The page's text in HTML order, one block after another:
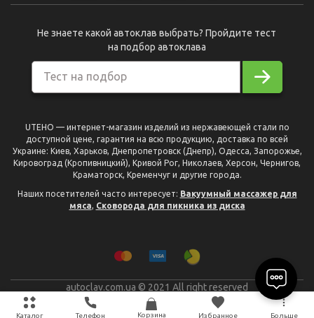
Каталог Телефон Корзина Избранное Больше
Тест на подбор
Не знаете какой автоклав выбрать? Пройдите тест
на подбор автоклава
UTEHO — интернет-магазин изделий из нержавеющей стали по
доступной цене, гарантия на всю продукцию, доставка по всей
Украине: Киев, Харьков, Днепропетровск (Днепр), Одесса, Запорожье,
Кировоград (Кропивницкий), Кривой Рог, Николаев, Херсон, Чернигов,
Краматорск, Кременчуг и другие города.
Наших посетителей часто интересует: Вакуумный массажер для
мяса, Сковорода для пикника из диска
autoclav.com.ua © 2021 All right reserved
разработано